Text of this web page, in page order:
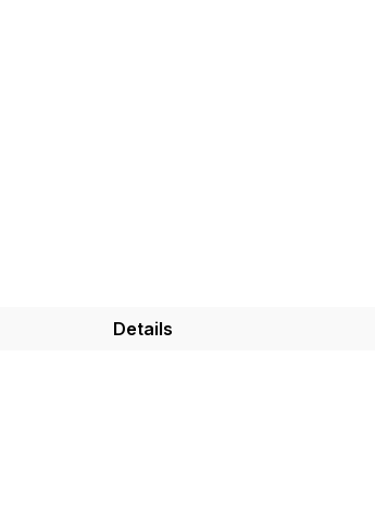
Details